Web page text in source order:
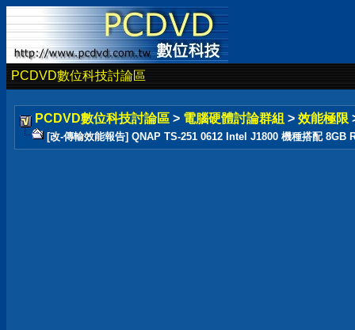
PCDVD數位科技討論區
PCDVD數位科技討論區 > 電腦硬體討論群組 > 效能極限
[改-傳輸效能報告] QNAP TS-251 0612 Intel J1800 機種搭配 8GB